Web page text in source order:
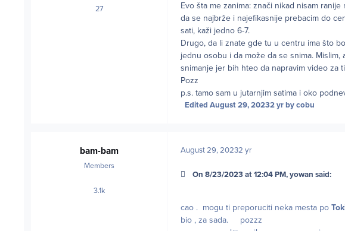
27posts
Evo šta me zanima: znači nikad nisam
da se najbrže i najefikasnije prebacim do
sati, kaži jedno 6-7.
Drugo, da li znate gde tu u centru ima što
jednu osobu i da može da se snima.
snimanje jer bih hteo da napravim video za
Pozz
p.s. tamo sam u jutarnjim satima i oko
Edited August 29, 20232 yrby cobu
bam-bam
Members
3.1kposts
August 29, 20232 yr
On 8/23/2023 at 12:04 PM, yowan said:
cao . mogu ti preporuciti neka mesta po
bio , za sada. pozzz